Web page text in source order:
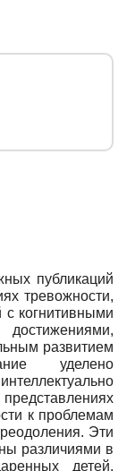
публикаций
тревожности,
когнитивными
развитием
уделено
к проблемам
Эти
различиями в
детей.